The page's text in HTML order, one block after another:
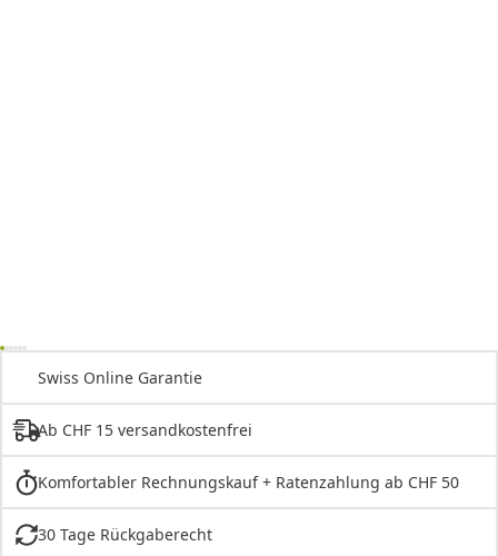
Swiss Online Garantie
Ab CHF 15 versandkostenfrei
Komfortabler Rechnungskauf + Ratenzahlung ab CHF 50
30 Tage Rückgaberecht